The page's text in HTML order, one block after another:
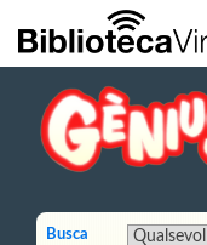
Salta al contingut principal
Busca